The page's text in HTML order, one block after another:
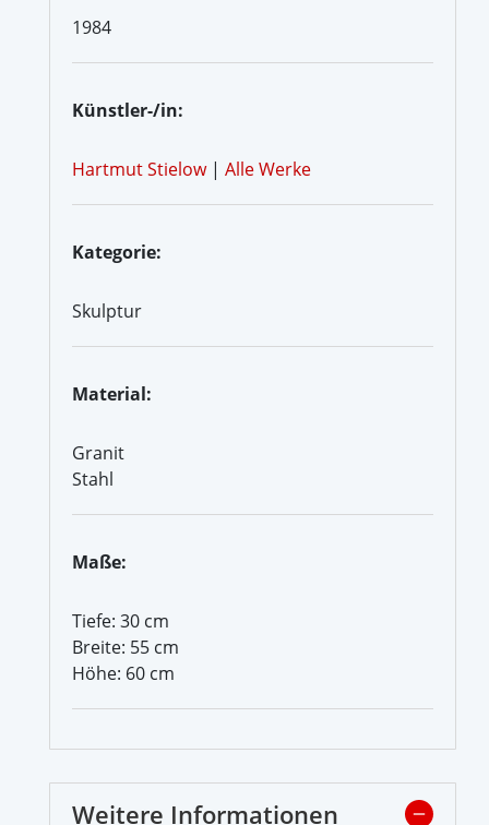
1984
Künstler-/in:
Hartmut Stielow| Alle Werke
Kategorie:
Skulptur
Material:
Granit
Stahl
Maße:
Tiefe: 30 cm
Breite: 55 cm
Höhe: 60 cm
Weitere Informationen